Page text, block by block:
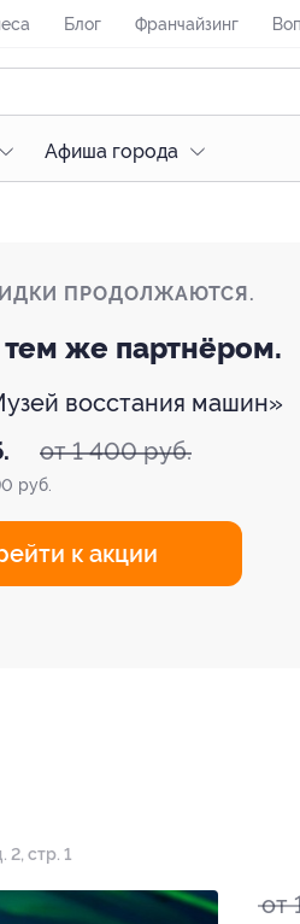
Блог Франчайзинг
Афиша города
ПРОДОЛЖАЮТСЯ.
же партнёром.
восстания машин»
от 1 400 руб.
руб.
к акции
2, стр. 1
от